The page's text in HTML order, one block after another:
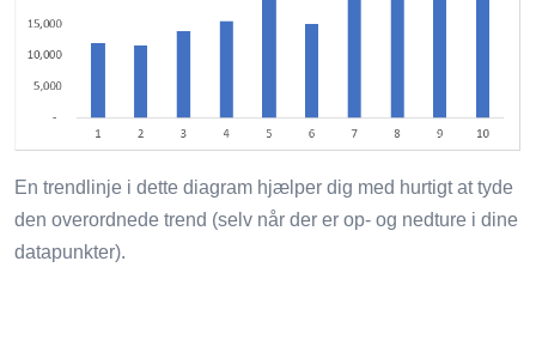
En trendlinje i dette diagram hjælper dig med hurtigt at tyde
den overordnede trend (selv når der er op- og nedture i dine
datapunkter).